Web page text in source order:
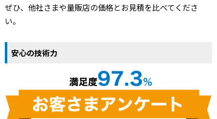
ぜひ、他社さまや量販店の価格とお見積を比べてくださ
い。
安心の技術力